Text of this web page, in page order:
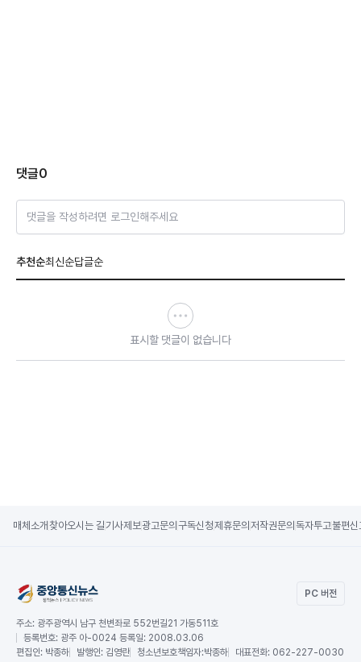
댓글0
댓글을 작성하려면 로그인해주세요
추천순최신순답글순
표시할 댓글이 없습니다
매체소개 찾아오시는 길기사제보광고문의 구독신청제휴문의 저작권문의 독자투고불편신
PC 버전
주소: 광주광역시 남구 천변좌로 552번길21 가동511호
등록번호: 광주 아-0024 등록일: 2008.03.06
편집인: 박종하 발행인: 김영란 청소년보호책임자:박종하 대표전화: 062-227-0030